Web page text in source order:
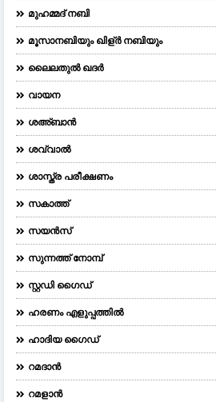
മുഹമ്മദ് നബി
മൂസാനബിയും ഖിള്ർ നബിയും
ലൈലതുല്‍ ഖദര്‍
വായന
ശഅ്ബാൻ
ശവ്വാൽ
ശാസ്ത്ര പരീക്ഷണം
സകാത്ത്
സയൻസ്
സുന്നത്ത് നോമ്പ്
സ്റ്റഡി ഗൈഡ്
ഹരണം എളുപ്പത്തിൽ
ഹാദിയ ഗൈഡ്
റമദാൻ
റമളാൻ